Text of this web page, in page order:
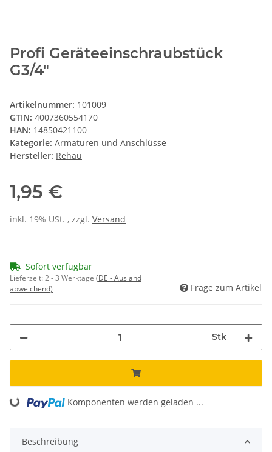
Profi Geräteeinschraubstück
G3/4"
Artikelnummer: 101009
GTIN: 4007360554170
HAN: 14850421100
Kategorie: Armaturen und Anschlüsse
Hersteller: Rehau
1,95 €
inkl. 19% USt. , zzgl. Versand
Sofort verfügbar
Lieferzeit:2 - 3 Werktage (DE - Ausland
abweichend)
Frage zum Artikel
Stk
Loading... Komponenten werden geladen ...
Beschreibung